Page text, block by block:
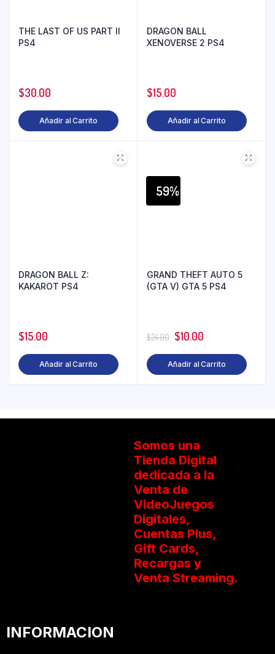
THE LAST OF US PART II
PS4
$30.00
Añadir al Carrito
DRAGON BALL
XENOVERSE 2 PS4
$15.00
Añadir al Carrito
DRAGON BALL Z:
KAKAROT PS4
$15.00
Añadir al Carrito
59%
GRAND THEFT AUTO 5
(GTA V) GTA 5 PS4
$24.00 $10.00
Añadir al Carrito
Somos una
Tienda Digital
dedicada a la
Venta de
VideoJuegos
Digitales,
Cuentas Plus,
Gift Cards,
Recargas y
Venta Streaming.
INFORMACION